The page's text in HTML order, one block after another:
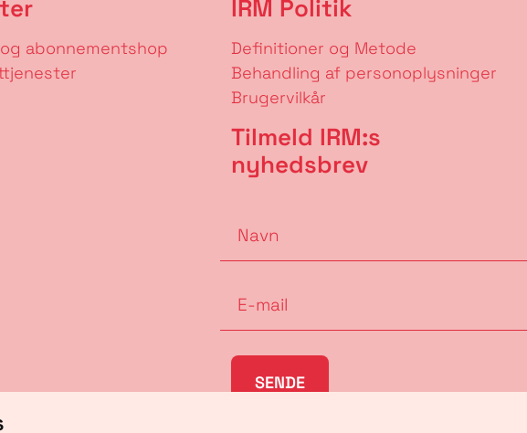
abonnementshop
IRM Politik
Definitioner og Metode
Behandling af personoplysninger
Brugervilkår
Tilmeld IRM:s
nyhedsbrev
SENDE